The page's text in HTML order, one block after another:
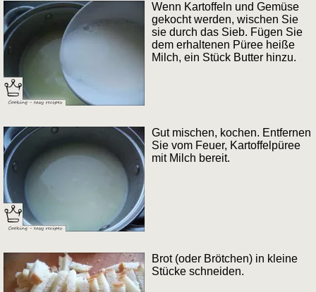
Wenn Kartoffeln und Gemüse
gekocht werden, wischen Sie
sie durch das Sieb. Fügen Sie
dem erhaltenen Püree heiße
Milch, ein Stück Butter hinzu.
Gut mischen, kochen. Entfernen
Sie vom Feuer, Kartoffelpüree
mit Milch bereit.
Brot (oder Brötchen) in kleine
Stücke schneiden.